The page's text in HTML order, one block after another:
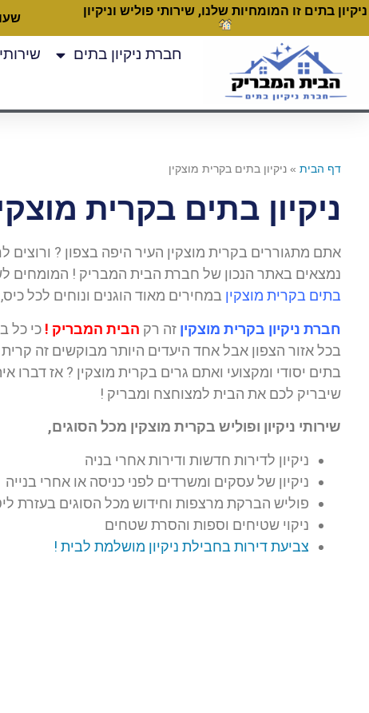
ניקיון בתים זו המומחיות שלנו, שירותי פוליש וניקיון שעות
חברת ניקיון בתים שירותי
דף הבית » ניקיון בתים בקרית מוצקין
ניקיון בתים בקרית
אתם מתגוררים בקרית מוצקין העיר היפה בצפון ? ורוצים
נמצאים באתר הנכון של חברת הבית המבריק ! המומחים
בתים בקרית מוצקין במחירים מאוד הוגנים ונוחים לכל
חברת ניקיון בקרית מוצקין זה רק הבית המבריק ! כי כל
בכל אזור הצפון אבל אחד היעדים היותר מבוקשים זה קרית
בתים יסודי ומקצועי ואתם גרים בקרית מוצקין ? אז דברו
שיבריק לכם את הבית למצוחצח ומבריק !
שירותי ניקיון ופוליש בקרית מוצקין מכל הסוגים,
ניקיון לדירות חדשות ודירות אחרי בניה
ניקיון של עסקים ומשרדים לפני כניסה או אחרי בנייה
פוליש הברקת מרצפות וחידוש מכל הסוגים בעזרת
ניקוי שטיחים וספות והסרת שטחים
צביעת דירות בחבילת ניקיון מושלמת לבית !